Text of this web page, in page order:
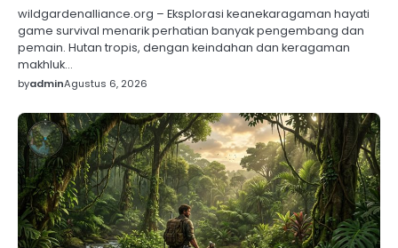
wildgardenalliance.org – Eksplorasi keanekaragaman hayati
game survival menarik perhatian banyak pengembang dan
pemain. Hutan tropis, dengan keindahan dan keragaman
makhluk…
byadminAgustus 6, 2026